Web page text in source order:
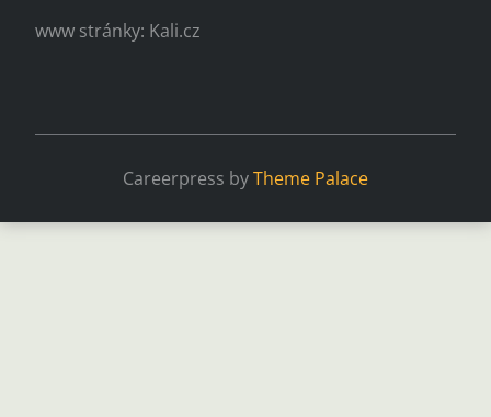
www stránky: Kali.cz
Careerpress byTheme Palace